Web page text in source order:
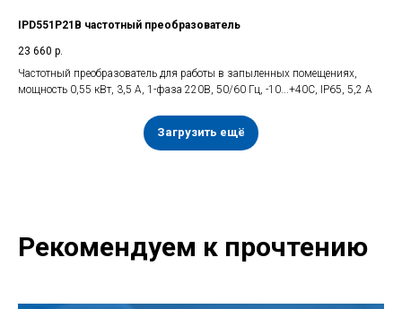
IPD551P21B частотный преобразователь
23 660 р.
Частотный преобразователь для работы в запыленных помещениях,
мощность 0,55 кВт, 3,5 А, 1-фаза 220В, 50/60 Гц, -10...+40С, IP65, 5,2 А
Загрузить ещё
Рекомендуем к прочтению